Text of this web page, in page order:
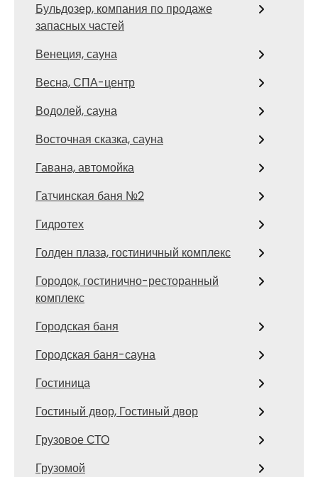
Бульдозер, компания по продаже
запасных частей
Венеция, сауна
Весна, СПА-центр
Водолей, сауна
Восточная сказка, сауна
Гавана, автомойка
Гатчинская баня №2
Гидротех
Голден плаза, гостиничный комплекс
Городок, гостинично-ресторанный
комплекс
Городская баня
Городская баня-сауна
Гостиница
Гостиный двор, Гостиный двор
Грузовое СТО
Грузомой